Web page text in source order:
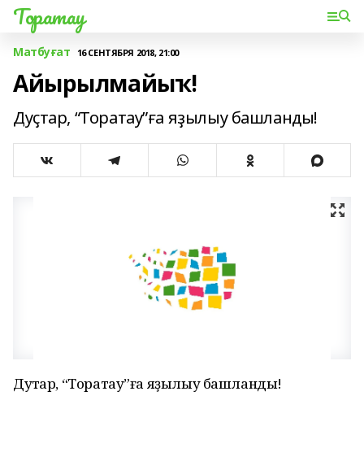
Торатау
Матбуғат 16 СЕНТЯБРЯ 2018, 21:00
Айырылмайыҡ!
Дуҫтар, “Торатау”ға яҙылыу башланды!
Дуҫтар, “Торатау”ға яҙылыу башланды!